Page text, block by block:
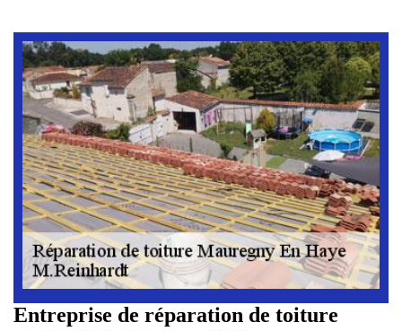
Entreprise de réparation de toiture